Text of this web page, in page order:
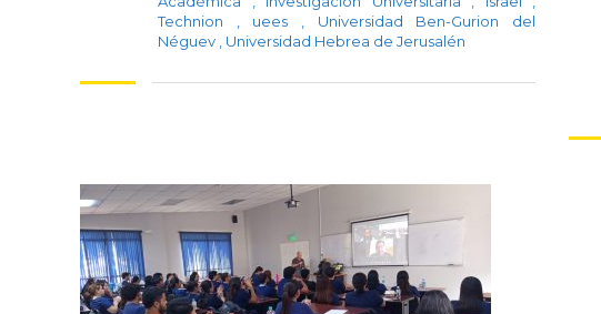
Technion
uees
Universidad Ben-Gurion del
Néguev
Universidad Hebrea de Jerusalén